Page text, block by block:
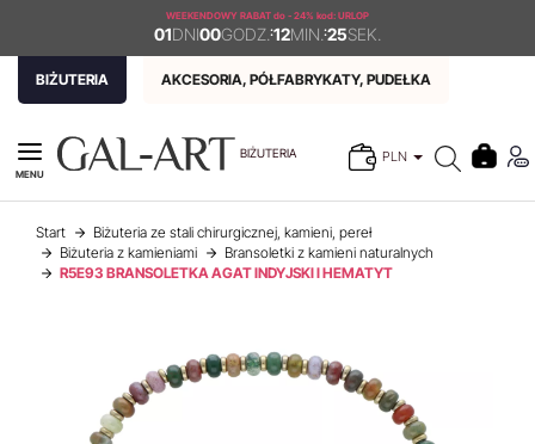
WEEKENDOWY RABAT do - 24% kod: URLOP
01DNI00GODZ. :12MIN. :25SEK.
BIŻUTERIA AKCESORIA, PÓŁFABRYKATY, PUDEŁKA
BIŻUTERIA PLN
MENU
Start
Biżuteria ze stali chirurgicznej, kamieni, pereł
Biżuteria z kamieniami
Bransoletki z kamieni naturalnych
R5E93 BRANSOLETKA AGAT INDYJSKI I HEMATYT